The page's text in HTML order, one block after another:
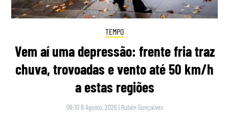
TEMPO
Vem aí uma depressão: frente fria traz
chuva, trovoadas e vento até 50 km/h
a estas regiões
09:10 8 Agosto, 2026 | Rubén Gonçalves